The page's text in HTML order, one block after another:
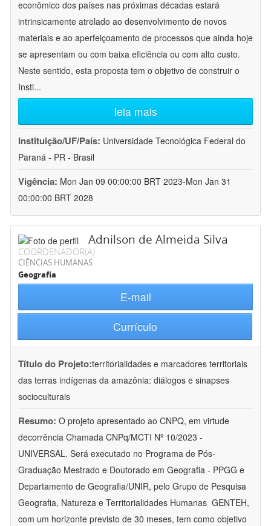
econômico dos países nas próximas décadas estará
intrinsicamente atrelado ao desenvolvimento de novos
materiais e ao aperfeiçoamento de processos que ainda hoje
se apresentam ou com baixa eficiência ou com alto custo.
Neste sentido, esta proposta tem o objetivo de construir o
Insti...
leia mais
Instituição/UF/País: Universidade Tecnológica Federal do
Paraná - PR - Brasil
Vigência: Mon Jan 09 00:00:00 BRT 2023-Mon Jan 31
00:00:00 BRT 2028
Adnilson de Almeida Silva
COORDENADOR(A)
CIÊNCIAS HUMANAS
Geografia
E-mail
Currículo
Título do Projeto:territorialidades e marcadores territoriais
das terras indígenas da amazônia: diálogos e sinapses
socioculturais
Resumo: O projeto apresentado ao CNPQ, em virtude
decorrência Chamada CNPq/MCTI Nº 10/2023 -
UNIVERSAL. Será executado no Programa de Pós-
Graduação Mestrado e Doutorado em Geografia - PPGG e
Departamento de Geografia/UNIR, pelo Grupo de Pesquisa
Geografia, Natureza e Territorialidades Humanas  GENTEH,
com um horizonte previsto de 30 meses, tem como objetivo